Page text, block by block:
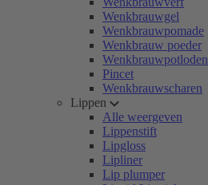
Wenkbrauwgel
Wenkbrauwpomade
Wenkbrauw poeder
Wenkbrauwpotloden
Pincet
Wenkbrauwscharen
Lippen
Alle weergeven
Lippenstift
Lipgloss
Lipliner
Lip plumper